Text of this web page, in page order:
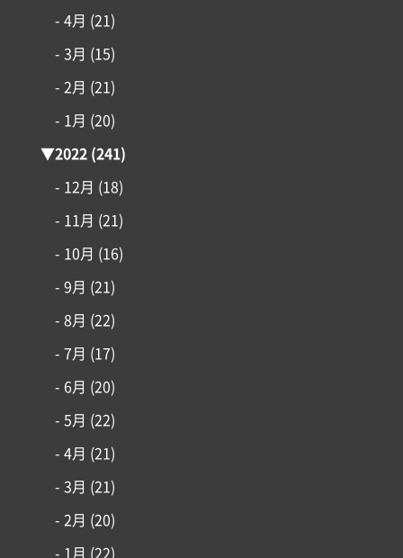
- 4月 (21)
- 3月 (15)
- 2月 (21)
- 1月 (20)
▼2022 (241)
- 12月 (18)
- 11月 (21)
- 10月 (16)
- 9月 (21)
- 8月 (22)
- 7月 (17)
- 6月 (20)
- 5月 (22)
- 4月 (21)
- 3月 (21)
- 2月 (20)
- 1月 (22)